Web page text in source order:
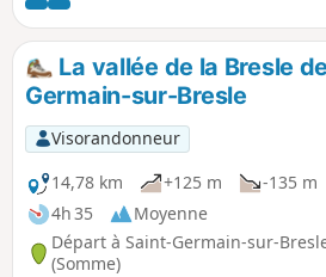
La vallée de la Bresle
Germain-sur-Bresle
Visorandonneur
14,78 km
+125 m
-135 m
4h 35
Moyenne
Départ à Saint-Germain-sur-
(Somme)